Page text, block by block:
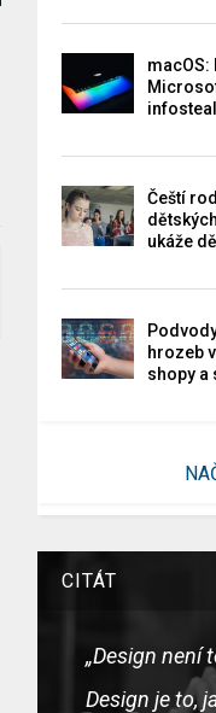
macOS:
Čeští
ukáže
hrozeb
shopy a
CITÁT
„Design není
Design je to,